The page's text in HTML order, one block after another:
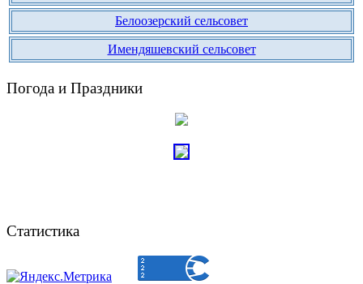
Белоозерский сельсовет
Имендяшевский сельсовет
Погода и Праздники
Статистика